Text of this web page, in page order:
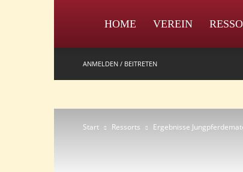
IPZV
HOME VEREIN
ANMELDEN / BEITRETEN
Start Ressorts Ergebnisse